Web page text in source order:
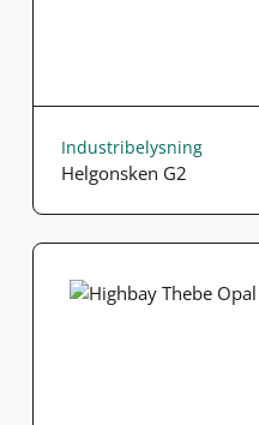
Industribelysning
Helgonsken G2